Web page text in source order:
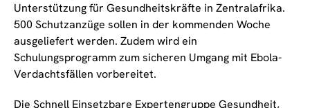
Unterstützung für Gesundheitskräfte in Zentralafrika.
500 Schutzanzüge sollen in der kommenden Woche
ausgeliefert werden. Zudem wird ein
Schulungsprogramm zum sicheren Umgang mit Ebola-
Verdachtsfällen vorbereitet.
Die Schnell Einsetzbare Expertengruppe Gesundheit,